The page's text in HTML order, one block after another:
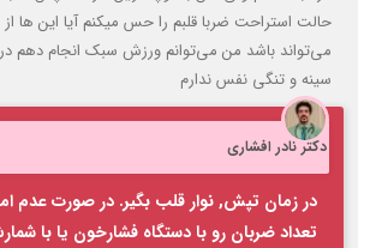
حالت استراحت ضربا قلبم را حس میکنم آیا این ها
می‌تواند باشد من می‌توانم ورزش سبک انجام دهم
سینه و تنگی نفس ندارم
دکتر نادر افشاری
در زمان تپش, نوار قلب بگیر. در صورت عدم
تعداد ضربان رو با دستگاه فشارخون یا با